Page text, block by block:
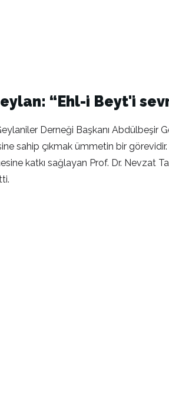
“Ehl-i Beyt'i
Derneği Başkanı Abdülbeşir
sahip çıkmak ümmetin bir
katkı sağlayan Prof. Dr. Nevzat